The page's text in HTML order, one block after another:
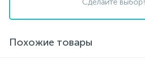
Похожие товары